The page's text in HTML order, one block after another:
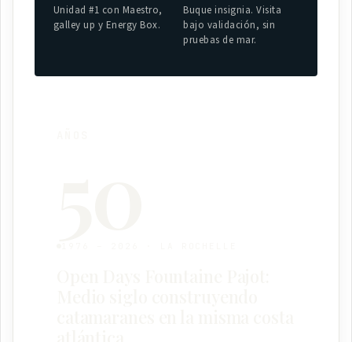
Unidad #1 con Maestro,
galley up y Energy Box.
Buque insignia. Visita
bajo validación, sin
pruebas de mar.